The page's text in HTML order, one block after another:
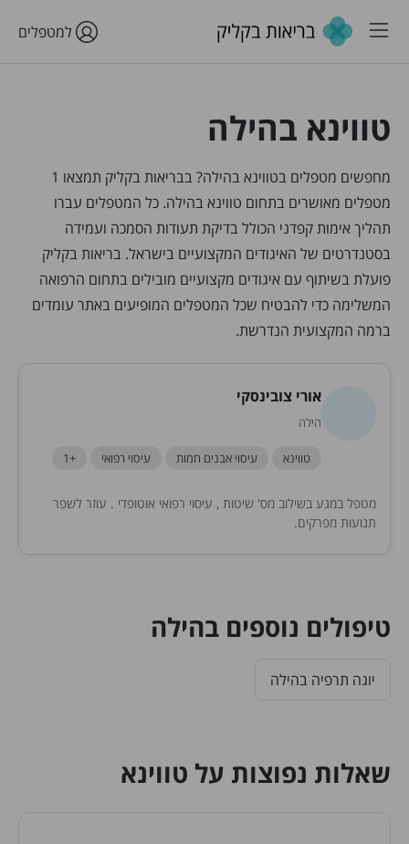
למטפלים
טווינא בהילה
מחפשים מטפלים בטווינא בהילה? בבריאות בקליק תמצאו 1
מטפלים מאושרים בתחום טווינא בהילה. כל המטפלים עברו
תהליך אימות קפדני הכולל בדיקת תעודות הסמכה ועמידה
בסטנדרטים של האיגודים המקצועיים בישראל. בריאות בקליק
פועלת בשיתוף עם איגודים מקצועיים מובילים בתחום הרפואה
המשלימה כדי להבטיח שכל המטפלים המופיעים באתר עומדים
ברמה המקצועית הנדרשת.
אורי צובינסקי
הילה
טווינא עיסוי אבנים חמות עיסוי רפואי +1
מטפל במגע בשילוב מס' שיטות , עיסוי רפואי אוטופדי . עוזר לשפר
תנועות מפרקים.
טיפולים נוספים בהילה
יוגה תרפיה בהילה
שאלות נפוצות על טווינא